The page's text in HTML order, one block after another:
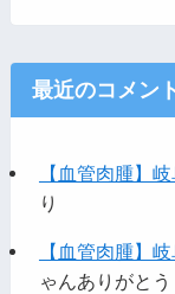
最近のコメン
【血管肉腫】
り
【血管肉腫】
ゃんありがとう